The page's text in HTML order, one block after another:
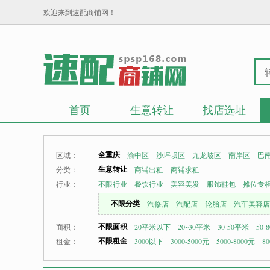
欢迎来到速配商铺网！
首页 生意转让 找店选址
区域： 全重庆 渝中区 沙坪坝区 九龙坡区 南岸区
巴
分类：
生意转让 商铺出租
商铺求租
行业：
不限行业 餐饮行业 美容美发 服饰鞋包 摊位专
不限分类 汽修店 汽配店 轮胎店 汽车美容店
面积： 不限面积 20平米以下 20~30平米 30-50平米
50-
租金：
不限租金 3000以下 3000-5000元 5000-8000元